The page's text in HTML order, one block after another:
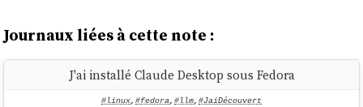
Journaux liées à cette note :
J'ai installé Claude Desktop sous Fedora
#linux, #fedora, #llm, #JaiDécouvert